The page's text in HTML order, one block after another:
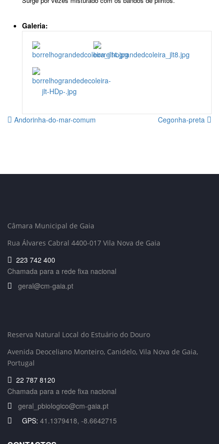
Galeria:
Andorinha-do-mar-comum Cegonha-preta
Câmara Municipal de Gaia
Rua Álvares Cabral 4400-017 Vila Nova de Gaia
223 742 400
Chamada para a rede fixa nacional
geral@cm-gaia.pt
Reserva Natural Local do Estuário do Douro
Avenida Deoceliano Monteiro, Canidelo, Vila Nova de Gaia,
Portugal
22 787 8120
Chamada para a rede fixa nacional
geral_pbiologico@cm-gaia.pt
GPS: 41.1379418, -8.6642715